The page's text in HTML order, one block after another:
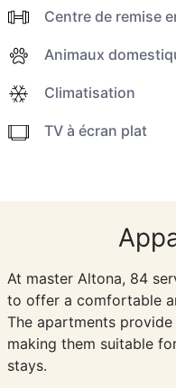
Centre de remise
Animaux
Climatisation
TV à écran plat
At master Altona, 84
to offer a comfortable
The apartments
making them suitable
stays.